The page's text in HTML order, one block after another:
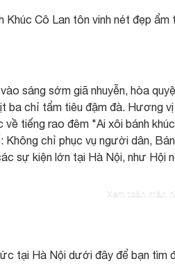
Khúc Cô Lan tôn vinh nét đẹp ẩm
sáng sớm giã nhuyễn, hòa
ba chỉ tẩm tiêu đậm đà. Hương
tiếng rao đêm "Ai xôi bánh
chỉ phục vụ người dân,
sự kiện lớn tại Hà Nội, như Hội
Xem toàn màn
tại Hà Nội dưới đây để bạn tìm